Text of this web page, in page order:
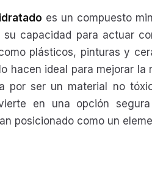
es un compuesto
capacidad para actuar
plásticos, pinturas y
hacen ideal para mejorar la
por ser un material no
en una opción
posicionado como un